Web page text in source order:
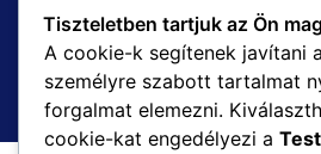
Zsombó, Móra
Tiszteletben tartjuk az Ön
A cookie-k segítenek javítani
személyre szabott tartalmat
forgalmat elemezni.
cookie-kat engedélyezi a